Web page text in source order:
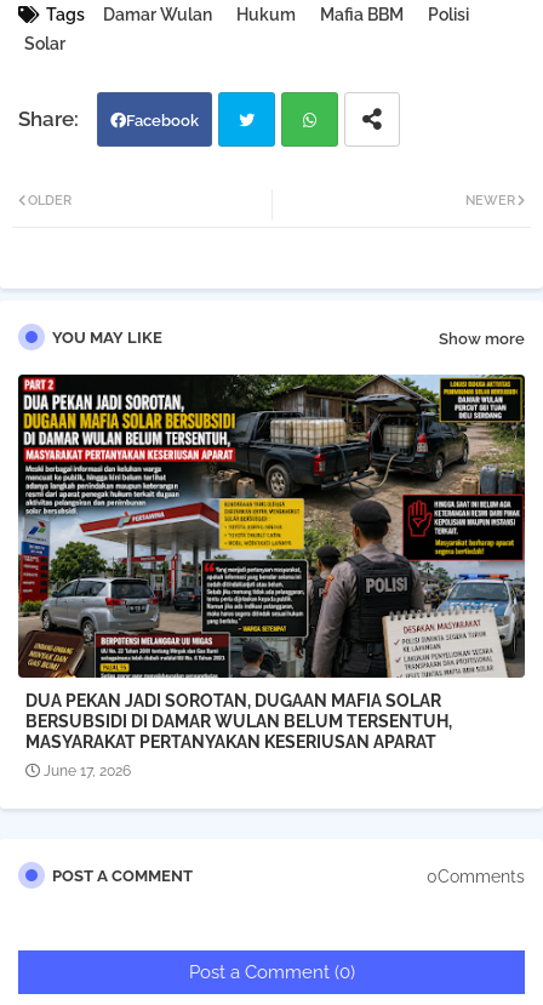
Tags Damar Wulan Hukum Mafia BBM
Polisi
Solar
Facebook
pp
NEWER
OLDER
YOU MAY LIKE Show more
DUA PEKAN JADI SOROTAN, DUGAAN MAFIA SOLAR
BERSUBSIDI DI DAMAR WULAN BELUM TERSENTUH,
MASYARAKAT PERTANYAKAN KESERIUSAN APARAT
June 17, 2026
POST A COMMENT 0Comments
Post a Comment (0)